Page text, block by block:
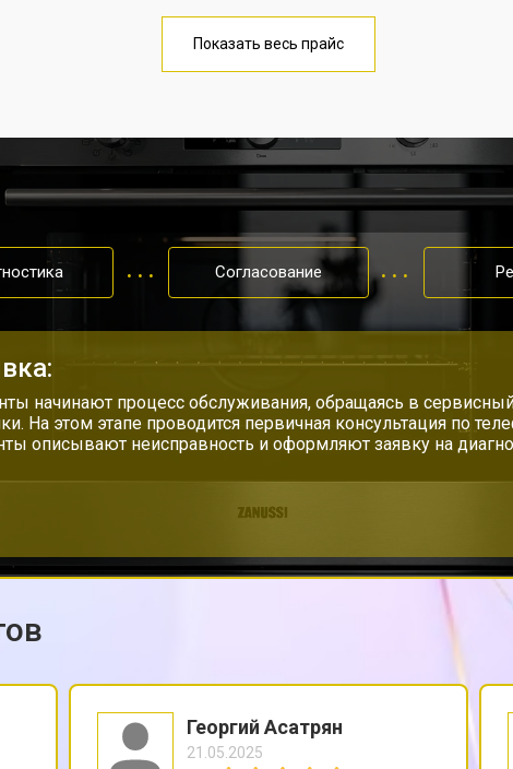
от 60 мин
от 50 мин
от 120 мин
Показать весь прайс
Согласование
начинают процесс обслуживания, обращаясь в
На этом этапе проводится первичная консультация по
описывают неисправность и оформляют заявку на
Георгий Асатрян
21.05.2025